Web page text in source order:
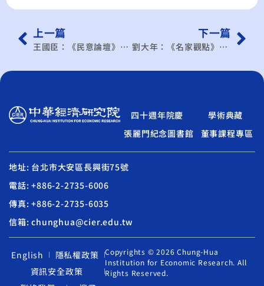
上一篇
王國臣：《民意論壇》關注美中經貿是否緩解
下一篇
劉大年：《名家觀點》貿易保護主義蔓延的對策
四十週年院慶
學術典藏
張麗門紀念圖書館
董事課程專區
地址: 台北市大安區長興街75號
電話: +886-2-2735-6006
傳真: +886-2-2735-6035
信箱: chunghua@cier.edu.tw
English
隱私權政策
資訊安全政策
Copyrights © 2026 Chung-Hua
Institution for Economic Research. All
Rights Reserved.